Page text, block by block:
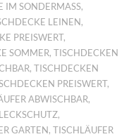
IM SONDERMASS ,
LEINEN ,
PREISWERT,
SOMMER,TISCHDECKEN
,TISCHDECKEN
PREISWERT,
ABWISCHBAR,
,
GARTEN ,TISCHLÄUFER